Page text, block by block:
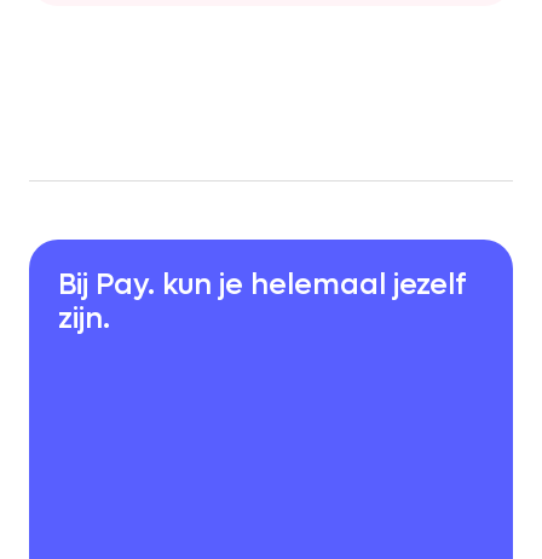
Bij Pay. kun je helemaal jezelf
zijn.